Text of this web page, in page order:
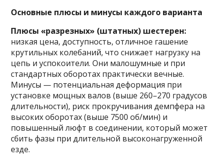
Основные плюсы и минусы каждого варианта
Плюсы «разрезных» (штатных) шестерен:
низкая цена, доступность, отличное гашение
крутильных колебаний, что снижает нагрузку на
цепь и успокоители. Они малошумные и при
стандартных оборотах практически вечные.
Минусы — потенциальная деформация при
установке мощных валов (выше 260–270 градусов
длительности), риск прокручивания демпфера на
высоких оборотах (выше 7500 об/мин) и
повышенный люфт в соединении, который может
сбить фазы при длительной высоконагруженной
езде.